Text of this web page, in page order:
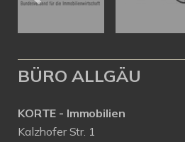
BÜRO ALLGÄU
KORTE - Immobilien
Kalzhofer Str. 1